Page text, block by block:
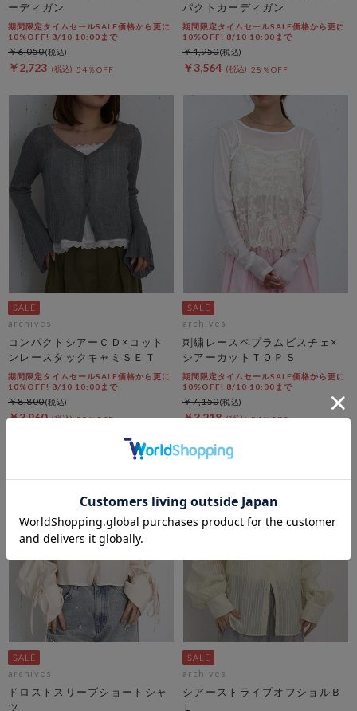
ーディガン
期間限定タイムセールSALE価格から更に
10%OFF! 8/10 10:00まで
￥2,723 54％OFF
￥6,050
パクトカーディガン
期間限定タイムセールSALE価格から更に
10%OFF! 8/10 10:00まで
￥3,564 28％OFF
￥4,950
archives
コンパクトシアーＣＤ×コット
ンレースタックキャミＳＥＴ
期間限定タイムセールSALE価格から更に
10%OFF! 8/10 10:00まで
￥3,960 55％OFF
￥8,800
archives
刺繍レースペプラムビスチェ×
シアーカットＴＯＰＳ
期間限定タイムセールSALE価格から更に
10%OFF! 8/10 10:00まで
￥3,218 54％OFF
￥7,150
archives
ドロストスリーブショートシャ
ツ
archives
シアーストライプオフショルＢ
Ｌ